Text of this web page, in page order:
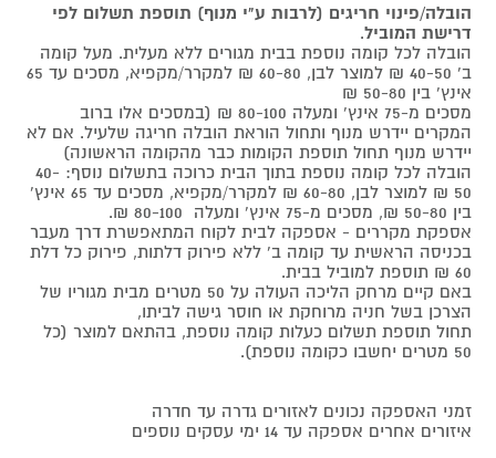
הובלה/פינוי חריגים (לרבות ע"י מנוף) תוספת תשלום לפי
דרישת המוביל.
הובלה לכל קומה נוספת בבית מגורים ללא מעלית. מעל קומה
ב' 40-50 ₪ למוצר לבן, 60-80 ₪ למקרר/מקפיא, מסכים עד 65
אינץ' בין 50-80 ₪
מסכים מ-75 אינץ' ומעלה 80-100 ₪ (במסכים אלו ברוב
המקרים יידרש מנוף ותחול הוראת הובלה חריגה שלעיל. אם לא
יידרש מנוף תחול תוספת הקומות כבר מהקומה הראשונה)
הובלה לכל קומה נוספת בתוך הבית כרוכה בתשלום נוסף: 40-
50 ₪ למוצר לבן, 60-80 ₪ למקרר/מקפיא, מסכים עד 65 אינץ'
בין 50-80 ₪, מסכים מ-75 אינץ' ומעלה 80-100 ₪.
אספקת מקררים - אספקה לבית לקוח המתאפשרת דרך מעבר
בכניסה הראשית עד קומה ב' ללא פירוק דלתות, פירוק כל דלת
60 ₪ תוספת למוביל בבית.
באם קיים מרחק הליכה העולה על 50 מטרים מבית מגוריו של
הצרכן בשל חניה מרוחקת או חוסר גישה לביתו,
תחול תוספת תשלום כעלות קומה נוספת, בהתאם למוצר (כל
50 מטרים יחשבו כקומה נוספת).
זמני האספקה נכונים לאזורים גדרה עד חדרה
איזורים אחרים אספקה עד 14 ימי עסקים נוספים